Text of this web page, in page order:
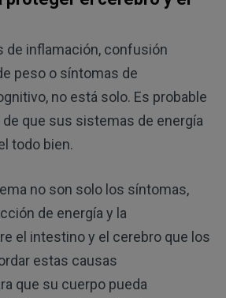
de inflamación, confusión
peso o síntomas de
no está solo. Es probable
de que sus sistemas de energía
todo bien.
no son solo los síntomas,
de energía y la
el intestino y el cerebro que los
estas causas
que su cuerpo pueda